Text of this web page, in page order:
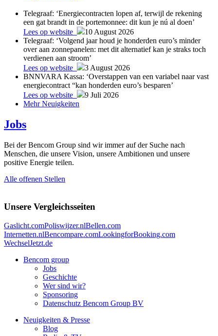
Telegraaf: ‘Energiecontracten lopen af, terwijl de rekening
een gat brandt in de portemonnee: dit kun je nú al doen’
Lees op website
10 August 2026
Telegraaf: ‘Volgend jaar houd je honderden euro’s minder
over aan zonnepanelen: met dit alternatief kan je straks toch
verdienen aan stroom’
Lees op website
3 August 2026
BNNVARA Kassa: ‘Overstappen van een variabel naar vast
energiecontract “kan honderden euro’s besparen’
Lees op website
9 Juli 2026
Mehr Neuigkeiten
Jobs
Bei der Bencom Group sind wir immer auf der Suche nach
Menschen, die unsere Vision, unsere Ambitionen und unsere
positive Energie teilen.
Alle offenen Stellen
Unsere Vergleichsseiten
Gaslicht.comPoliswijzer.nlBellen.com
Internetten.nlBencompare.comLookingforBooking.com
WechselJetzt.de
Bencom group
Jobs
Geschichte
Wer sind wir?
Sponsoring
Datenschutz Bencom Group BV
Neuigkeiten & Presse
Blog